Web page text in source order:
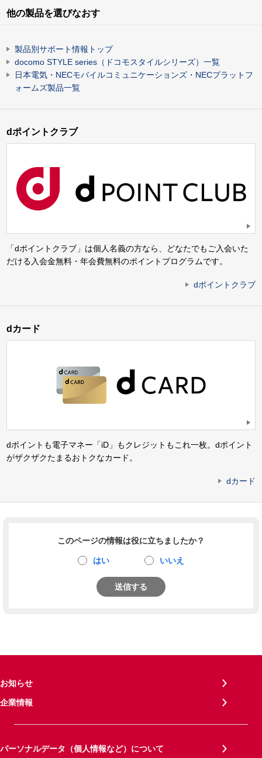
他の製品を選びなおす
製品別サポート情報トップ
docomo STYLE series（ドコモスタイルシリーズ）一覧
日本電気・NECモバイルコミュニケーションズ・NECプラットフ
ォームズ製品一覧
dポイントクラブ
「dポイントクラブ」は個人名義の方なら、どなたでもご入会いた
だける入会金無料・年会費無料のポイントプログラムです。
dポイントクラブ
dカード
dポイントも電子マネー「iD」もクレジットもこれ一枚。dポイント
がザクザクたまるおトクなカード。
dカード
このページの情報は役に立ちましたか？
はい いいえ
送信する
お知らせ
企業情報
パーソナルデータ（個人情報など）について